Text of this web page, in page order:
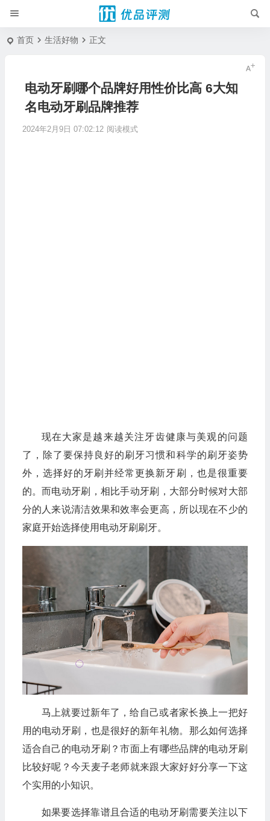
首页 生活好物 正文
电动牙刷哪个品牌好用性价比高 6大知
名电动牙刷品牌推荐
2024年2月9日 07:02:12 阅读模式
现在大家是越来越关注牙齿健康与美观的问题
了，除了要保持良好的刷牙习惯和科学的刷牙姿势
外，选择好的牙刷并经常更换新牙刷，也是很重要
的。而电动牙刷，相比手动牙刷，大部分时候对大部
分的人来说清洁效果和效率会更高，所以现在不少的
家庭开始选择使用电动牙刷刷牙。
马上就要过新年了，给自己或者家长换上一把好
用的电动牙刷，也是很好的新年礼物。那么如何选择
适合自己的电动牙刷？市面上有哪些品牌的电动牙刷
比较好呢？今天麦子老师就来跟大家好好分享一下这
个实用的小知识。
如果要选择靠谱且合适的电动牙刷需要关注以下